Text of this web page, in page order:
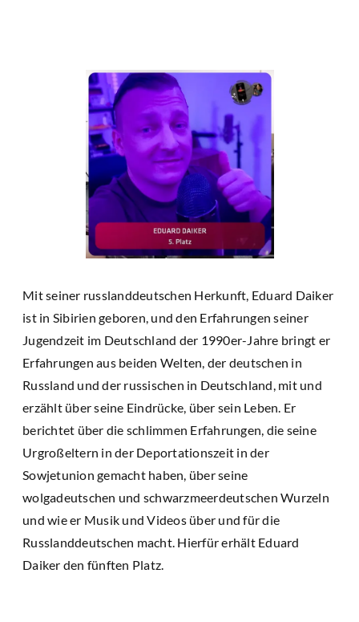
Mit seiner russlanddeutschen Herkunft, Eduard Daiker
ist in Sibirien geboren, und den Erfahrungen seiner
Jugendzeit im Deutschland der 1990er-Jahre bringt er
Erfahrungen aus beiden Welten, der deutschen in
Russland und der russischen in Deutschland, mit und
erzählt über seine Eindrücke, über sein Leben. Er
berichtet über die schlimmen Erfahrungen, die seine
Urgroßeltern in der Deportationszeit in der
Sowjetunion gemacht haben, über seine
wolgadeutschen und schwarzmeerdeutschen Wurzeln
und wie er Musik und Videos über und für die
Russlanddeutschen macht. Hierfür erhält Eduard
Daiker den fünften Platz.